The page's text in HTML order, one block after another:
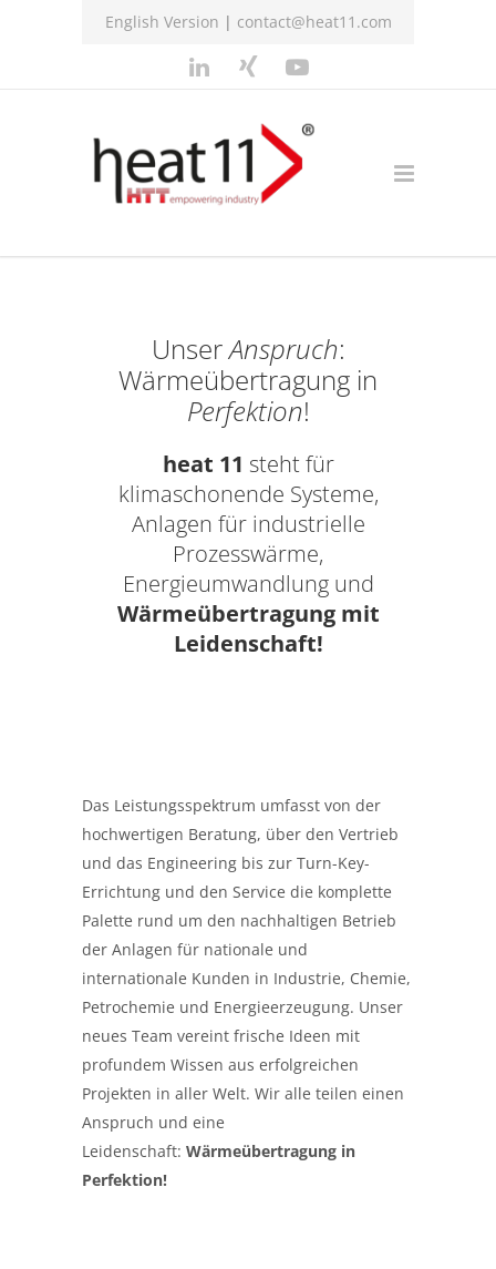
English Version | contact@heat11.com
UnserAnspruch:
Wärmeübertragung in
Perfektion!
heat 11 steht für
klimaschonende Systeme,
Anlagen für industrielle
Prozesswärme,
Energieumwandlung und
Wärmeübertragung mit
Leidenschaft!
Das Leistungsspektrum umfasst von der
hochwertigen Beratung, über den Vertrieb
und das Engineering bis zur Turn-Key-
Errichtung und den Service die komplette
Palette rund um den nachhaltigen Betrieb
der Anlagen für nationale und
internationale Kunden in Industrie, Chemie,
Petrochemie und Energieerzeugung. Unser
neues Team vereint frische Ideen mit
profundem Wissen aus erfolgreichen
Projekten in aller Welt. Wir alle teilen einen
Anspruch und eine
Leidenschaft: Wärmeübertragung in
Perfektion!